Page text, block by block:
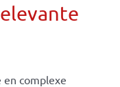
en complexe